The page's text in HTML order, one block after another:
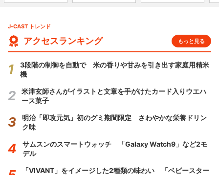
J-CAST トレンド
アクセスランキング もっと見る
3段階の制御を自動で 米の香りや甘みを引き出す家庭用精米
機
米津玄師さんがイラストと文章を手がけたカード入りウエハ
ース菓子
明治「即攻元気」初のグミ期間限定 さわやかな栄養ドリン
ク味
サムスンのスマートウォッチ 「Galaxy Watch9」など2モ
デル
「VIVANT」をイメージした2種類の味わい 「ベビースター